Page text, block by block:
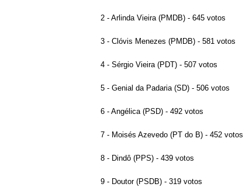
2 - Arlinda Vieira (PMDB) - 645 votos
3 - Clóvis Menezes (PMDB) - 581 votos
4 - Sérgio Vieira (PDT) - 507 votos
5 - Genial da Padaria (SD) - 506 votos
6 - Angélica (PSD) - 492 votos
7 - Moisés Azevedo (PT do B) - 452 votos
8 - Dindô (PPS) - 439 votos
9 - Doutor (PSDB) - 319 votos